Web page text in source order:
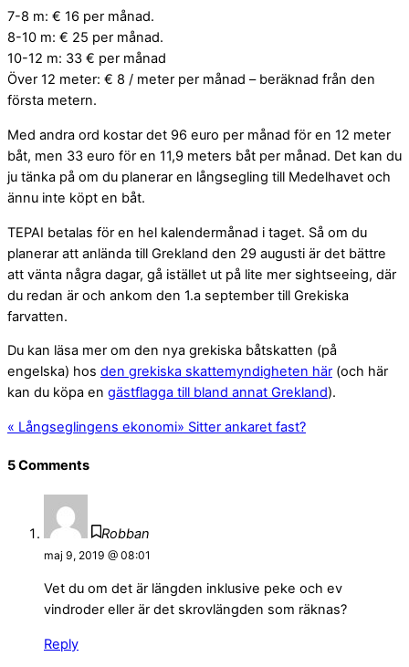
7-8 m: € 16 per månad.
8-10 m: € 25 per månad.
10-12 m: 33 € per månad
Över 12 meter: € 8 / meter per månad – beräknad från den
första metern.
Med andra ord kostar det 96 euro per månad för en 12 meter
båt, men 33 euro för en 11,9 meters båt per månad. Det kan du
ju tänka på om du planerar en långsegling till Medelhavet och
ännu inte köpt en båt.
TEPAI betalas för en hel kalendermånad i taget. Så om du
planerar att anlända till Grekland den 29 augusti är det bättre
att vänta några dagar, gå istället ut på lite mer sightseeing, där
du redan är och ankom den 1.a september till Grekiska
farvatten.
Du kan läsa mer om den nya grekiska båtskatten (på
engelska) hos den grekiska skattemyndigheten här (och här
kan du köpa en gästflagga till bland annat Grekland).
« Långseglingens ekonomi» Sitter ankaret fast?
5 Comments
Robban
maj 9, 2019 @ 08:01
Vet du om det är längden inklusive peke och ev
vindroder eller är det skrovlängden som räknas?
Reply